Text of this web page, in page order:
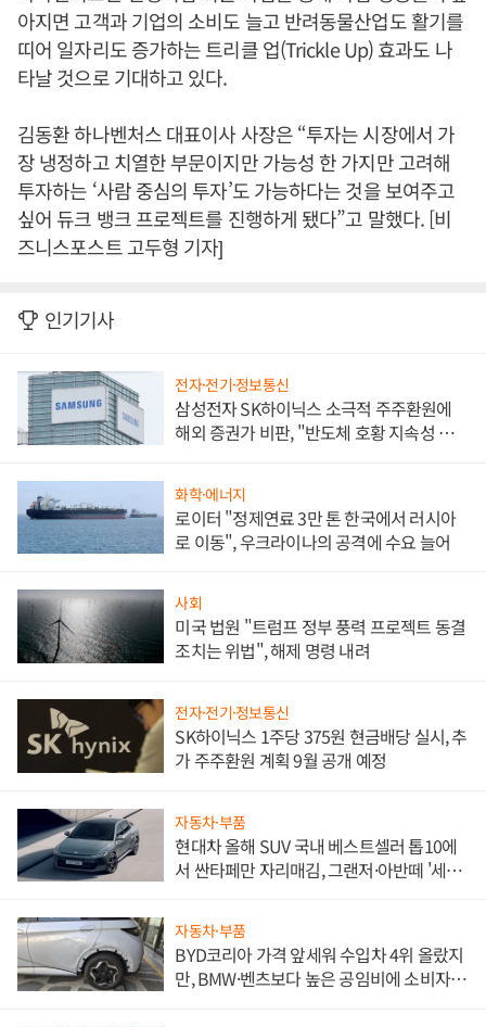
아지면 고객과 기업의 소비도 늘고 반려동물산업도 활기를
띠어 일자리도 증가하는 트리클 업(Trickle Up) 효과도 나
타날 것으로 기대하고 있다.
김동환 하나벤처스 대표이사 사장은 “투자는 시장에서 가
장 냉정하고 치열한 부문이지만 가능성 한 가지만 고려해
투자하는 ‘사람 중심의 투자’도 가능하다는 것을 보여주고
싶어 듀크 뱅크 프로젝트를 진행하게 됐다”고 말했다. [비
즈니스포스트 고두형 기자]
인기기사
전자·전기·정보통신
삼성전자 SK하이닉스 소극적 주주환원에
해외 증권가 비판, "반도체 호황 지속성 의
화학·에너지
로이터 "정제연료 3만 톤 한국에서 러시아
로 이동", 우크라이나의 공격에 수요 늘어
사회
미국 법원 "트럼프 정부 풍력 프로젝트 동결
조치는 위법", 해제 명령 내려
전자·전기·정보통신
SK하이닉스 1주당 375원 현금배당 실시, 추
가 주주환원 계획 9월 공개 예정
자동차·부품
현대차 올해 SUV 국내 베스트셀러 톱10에
서 싼타페만 자리매김, 그랜저·아반떼 '세단
자동차·부품
BYD코리아 가격 앞세워 수입차 4위 올랐지
만, BMW·벤츠보다 높은 공임비에 소비자